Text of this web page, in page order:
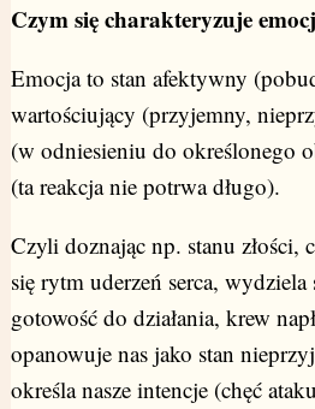
Czym się charakteryzuje
Emocja to stan afektywny
wartościujący (przyjemny,
(w odniesieniu do określonego
(ta reakcja nie potrwa długo).
Czyli doznając np. stanu złości,
się rytm uderzeń serca, wydziela
gotowość do działania, krew
opanowuje nas jako stan
określa nasze intencje (chęć